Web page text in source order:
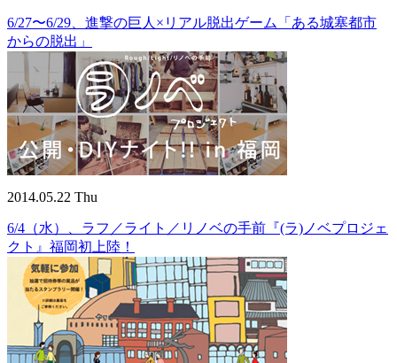
6/27〜6/29、進撃の巨人×リアル脱出ゲーム「ある城塞都市
からの脱出」
2014.05.22 Thu
6/4（水）、ラフ／ライト／リノベの手前『(ラ)ノベプロジェ
クト』福岡初上陸！